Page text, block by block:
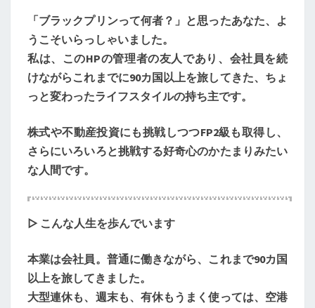
記：
自
己
紹
介
「ブラックプリンって何者？」と思ったあなた、よ
うこそいらっしゃいました。
私は、このHPの管理者の友人であり、会社員を続
けながらこれまでに90カ国以上を旅してきた、ちょ
っと変わったライフスタイルの持ち主です。
株式や不動産投資にも挑戦しつつFP2級も取得し、
さらにいろいろと挑戦する好奇心のかたまりみたい
な人間です。
▷ こんな人生を歩んでいます
本業は会社員。普通に働きながら、これまで90カ国
以上を旅してきました。
大型連休も、週末も、有休もうまく使っては、空港